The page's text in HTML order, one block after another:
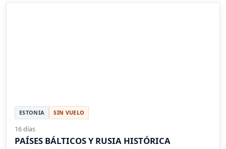
ESTONIA SIN VUELO
16 días
PAÍSES BÁLTICOS Y RUSIA HISTÓRICA